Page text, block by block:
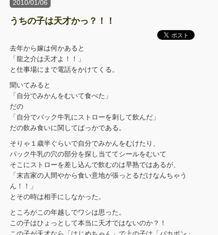
2010/01/06
うちの子は天才かっ？！！
去年から嫁は何かあると
「龍之介は天才よ！！」
と仕事場にまで電話をかけてくる。
聞いてみると
「自分でみかんをむいて食べた」
だの
「自分でパック牛乳にストローを刺して飲んだ」
だの飲み食いに関してばっかである。
そりゃ１歳半ぐらいで自分でみかんをむけたり、
パック牛乳の穴の部分を探し当ててシールをむいて
そこにストローを差し込んで飲むのは早熟ではあるが、
「末吉家の人間やから食い意地が張っとるだけなんちゃう
ん！！」
とその時は相手にしなかった。
ところがこの年越しでワシは思った。
この子はひょっとして本当に天才ではないのか？！